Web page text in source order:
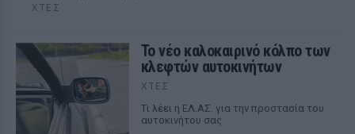
ΧΤΕΣ
Το νέο καλοκαιρινό κόλπο των
κλεφτών αυτοκινήτων
ΧΤΕΣ
Tι λέει η ΕΛ.ΑΣ. για την προστασία του
αυτοκινήτου σας